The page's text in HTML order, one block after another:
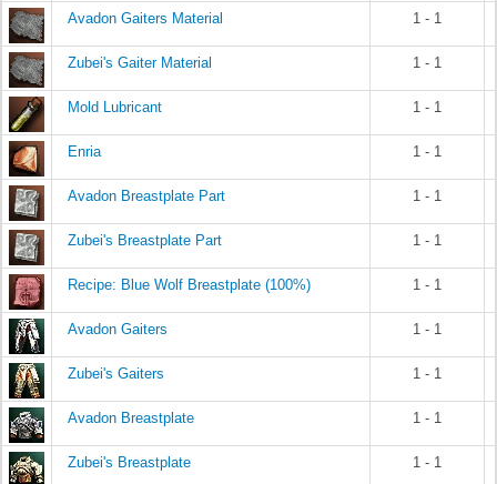
Avadon Gaiters Material 1 - 1
Zubei's Gaiter Material 1 - 1
Mold Lubricant 1 - 1
Enria 1 - 1
Avadon Breastplate Part 1 - 1
Zubei's Breastplate Part 1 - 1
Recipe: Blue Wolf Breastplate (100%) 1 - 1
Avadon Gaiters 1 - 1
Zubei's Gaiters 1 - 1
Avadon Breastplate 1 - 1
Zubei's Breastplate 1 - 1